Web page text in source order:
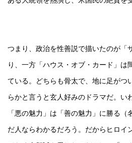
つまり、政治を性善説で描いたのが「
り、一方「ハウス・オブ・カード」は
ている。どちらも骨太で、地に足がつ
らかと言うと玄人好みのドラマだ。い
「悪の魅力」は「善の魅力」に勝る
だ人ならわかるだろう。だからヒロイ